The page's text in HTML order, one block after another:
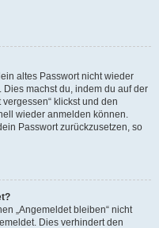
altes Passwort nicht wieder
machst du, indem du auf der
klickst und den
wieder anmelden können.
Passwort zurückzusetzen, so
„Angemeldet bleiben“ nicht
Dies verhindert den